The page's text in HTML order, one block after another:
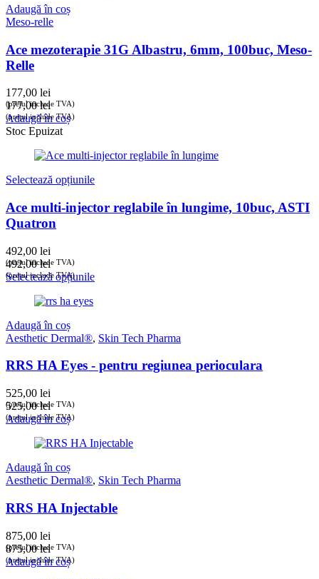
Adaugă în coș
Meso-relle
Ace mezoterapie 31G Albastru, 6mm, 100buc, Meso-
Relle
177,00 lei
(prețul include TVA)
177,00lei
(prețul include TVA)
Adaugă în coș
Stoc Epuizat
Selectează opțiunile
Ace multi-injector reglabile în lungime, 10buc, ASTI
Quatron
492,00 lei
(prețul include TVA)
492,00lei
(prețul include TVA)
Selectează opțiunile
Adaugă în coș
Aesthetic Dermal®, Skin Tech Pharma
RRS HA Eyes - pentru regiunea perioculara
525,00 lei
(prețul include TVA)
525,00lei
(prețul include TVA)
Adaugă în coș
Adaugă în coș
Aesthetic Dermal®, Skin Tech Pharma
RRS HA Injectable
875,00 lei
(prețul include TVA)
875,00lei
(prețul include TVA)
Adaugă în coș